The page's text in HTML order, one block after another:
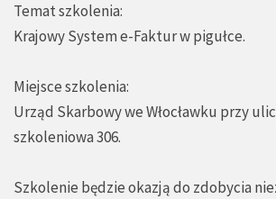
Temat szkolenia:
Krajowy System e-Faktur w pigułce.
Miejsce szkolenia:
Urząd Skarbowy we Włocławku przy
szkoleniowa 306.
Szkolenie będzie okazją do zdobycia